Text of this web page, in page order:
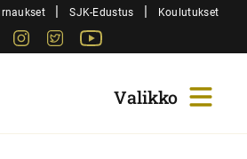
| SJK-Edustus | Koulutukset
FacebookInstagram
Twitter